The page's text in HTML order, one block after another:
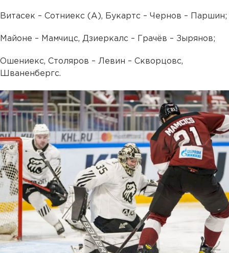
Витасек – Сотниекс (А), Букартс – Чернов – Паршин;
Майоне – Мамчицс, Дзиеркалс – Грачёв – Зырянов;
Ошениекс, Столяров – Левин – Скворцовс,
Шваненбергс.